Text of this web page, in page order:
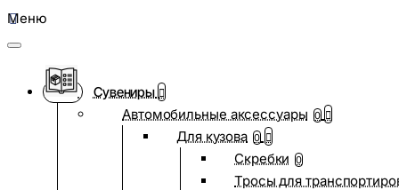
Меню
Сувениры
Автомобильные аксессуары 0
Для кузова 0
Скребки 0
Тросы для